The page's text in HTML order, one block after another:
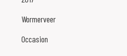
Wormerveer
Occasion